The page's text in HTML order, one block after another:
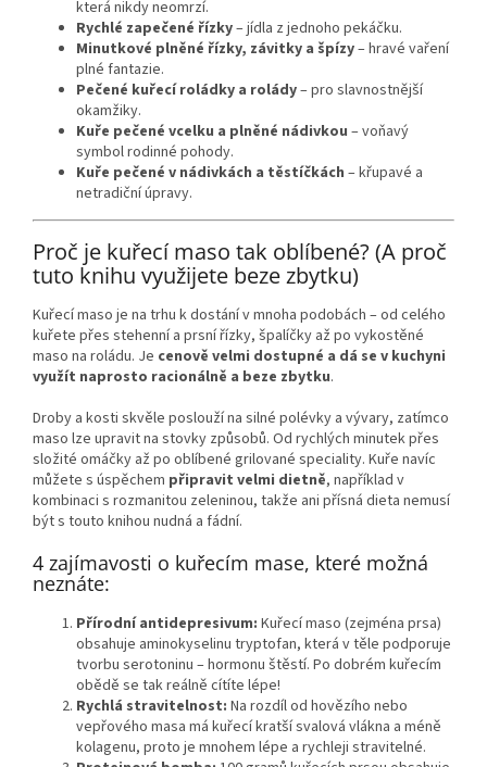
která nikdy neomrzí.
Rychlé zapečené řízky– jídla z jednoho pekáčku.
Minutkové plněné řízky, závitky a špízy– hravé vaření
plné fantazie.
Pečené kuřecí roládky a rolády– pro slavnostnější
okamžiky.
Kuře pečené vcelku a plněné nádivkou – voňavý
symbol rodinné pohody.
Kuře pečené v nádivkách a těstíčkách – křupavé a
netradiční úpravy.
Proč je kuřecí maso tak oblíbené? (A proč
tuto knihu využijete beze zbytku)
Kuřecí maso je na trhu k dostání v mnoha podobách – od celého
kuřete přes stehenní a prsní řízky, špalíčky až po vykostěné
maso na roládu. Je cenově velmi dostupné a dá se v kuchyni
využít naprosto racionálně a beze zbytku.
Droby a kosti skvěle poslouží na silné polévky a vývary, zatímco
maso lze upravit na stovky způsobů. Od rychlých minutek přes
složité omáčky až po oblíbené grilované speciality. Kuře navíc
můžete s úspěchem připravit velmi dietně, například v
kombinaci s rozmanitou zeleninou, takže ani přísná dieta nemusí
být s touto knihou nudná a fádní.
4 zajímavosti o kuřecím mase, které možná
neznáte:
Přírodní antidepresivum: Kuřecí maso (zejména prsa)
obsahuje aminokyselinu tryptofan, která v těle podporuje
tvorbu serotoninu – hormonu štěstí. Po dobrém kuřecím
obědě se tak reálně cítíte lépe!
Rychlá stravitelnost: Na rozdíl od hovězího nebo
vepřového masa má kuřecí kratší svalová vlákna a méně
kolagenu, proto je mnohem lépe a rychleji stravitelné.